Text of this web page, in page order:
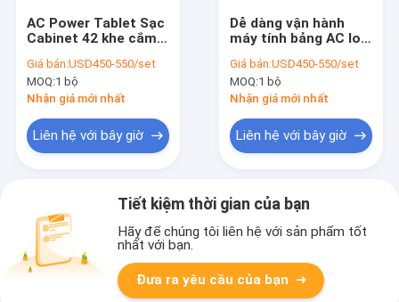
AC Power Tablet Sạc
Cabinet 42 khe cắm
Giá bán:USD450-550/set
MOQ:1 bộ
Nhận giá mới nhất
Liên hệ với bây giờ
Dễ dàng vận hành
máy tính bảng AC loại
Giá bán:USD450-550/set
MOQ:1 bộ
Nhận giá mới nhất
Liên hệ với bây giờ
Tiết kiệm thời gian của bạn
Hãy để chúng tôi liên hệ với sản phẩm tốt
nhất với bạn.
Đưa ra yêu cầu của bạn